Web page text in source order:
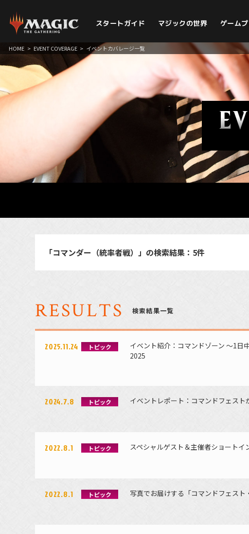
スタートガイド マジックの世界 ゲーム
HOME > EVENT COVERAGE > イベントカバレージ一覧
「コマンダー（統率者戦）」の検索結果： 5件
RESULTS 検索結果一覧
2025.11.24 トピック
イベント紹介：コマンドゾーン ～1日
2025
2024.7.8 トピック イベントレポート：コマンドフェス
2022.8.1 トピック スペシャルゲスト＆主催者ショート
2022.8.1 トピック 写真でお届けする「コマンドフェス